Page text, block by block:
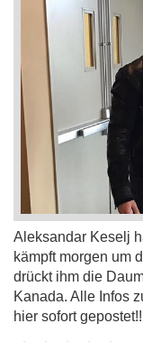
Aleksandar Keselj
kämpft morgen um
drückt ihm die
Kanada. Alle Infos
hier sofort